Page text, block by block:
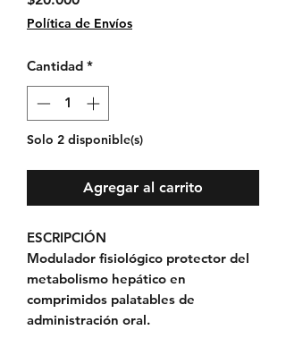
Política de Envíos
Cantidad *
Solo 2 disponible(s)
Agregar al carrito
ESCRIPCIÓN
Modulador fisiológico protector del
metabolismo hepático en
comprimidos palatables de
administración oral.